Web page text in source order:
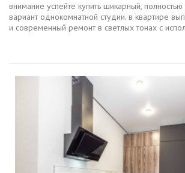
внимание успейте купить шикарный,
вариант однокомнатной студии. в квартире
и современный ремонт в светлых тонах с